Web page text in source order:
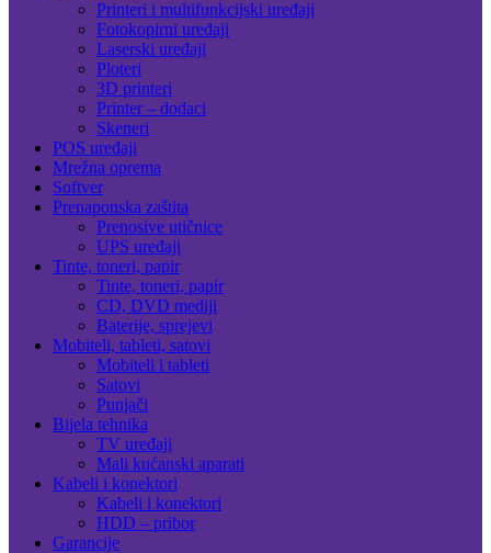
Printeri i multifunkcijski uređaji
Fotokopirni uređaji
Laserski uređaji
Ploteri
3D printeri
Printer – dodaci
Skeneri
POS uređaji
Mrežna oprema
Softver
Prenaponska zaštita
Prenosive utičnice
UPS uređaji
Tinte, toneri, papir
Tinte, toneri, papir
CD, DVD mediji
Baterije, sprejevi
Mobiteli, tableti, satovi
Mobiteli i tableti
Satovi
Punjači
Bijela tehnika
TV uređaji
Mali kućanski aparati
Kabeli i konektori
Kabeli i konektori
HDD – pribor
Garancije